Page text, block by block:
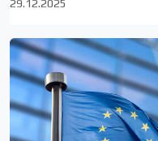
29.12.2025